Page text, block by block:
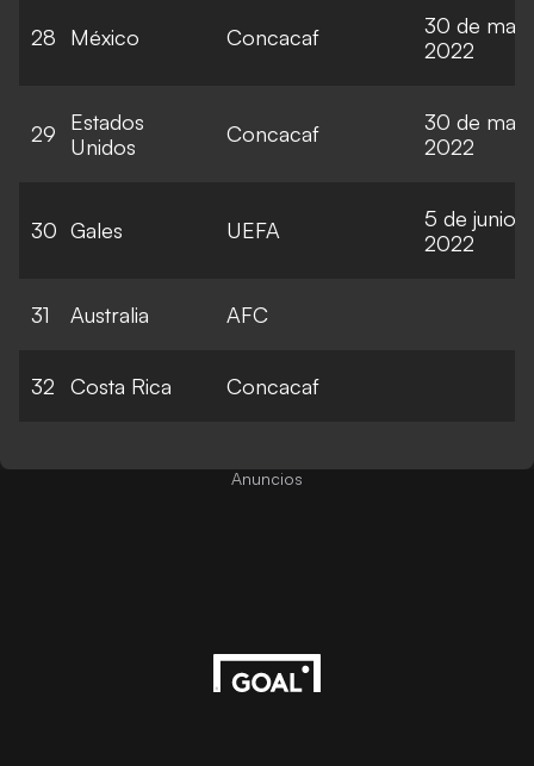
28 México Concacaf
30 de
2022
29
Estados
Unidos
Concacaf
30 de
2022
30 Gales UEFA
5 de junio
2022
31 Australia AFC
32 Costa Rica Concacaf
Anuncios